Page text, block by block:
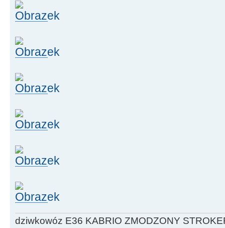
dziwkowóz E36 KABRIO ZMODZONY